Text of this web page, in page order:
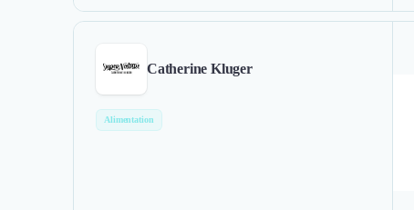
Catherine Kluger
Alimentation